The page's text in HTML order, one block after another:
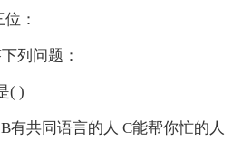
：
列问题：
( )
有共同语言的人 C能帮你忙的人